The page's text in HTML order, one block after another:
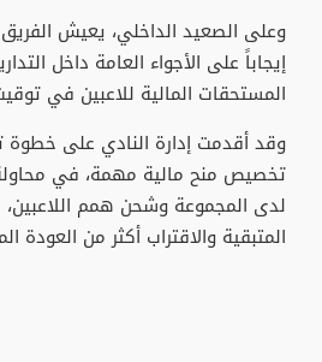
وعلى الصعيد الداخلي، يعيش
إيجاباً على الأجواء العامة داخل
المستحقات المالية للاعبين في
وقد أقدمت إدارة النادي على خطوة
تخصيص منح مالية مهمة، في
لدى المجموعة وشحن همم
المتبقية والاقتراب أكثر من العودة